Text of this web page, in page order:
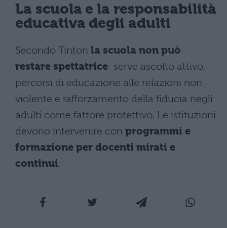
La scuola e la responsabilità
educativa degli adulti
Secondo Tintori la scuola non può
restare spettatrice: serve ascolto attivo,
percorsi di educazione alle relazioni non
violente e rafforzamento della fiducia negli
adulti come fattore protettivo. Le istituzioni
devono intervenire con programmi e
formazione per docenti mirati e
continui.